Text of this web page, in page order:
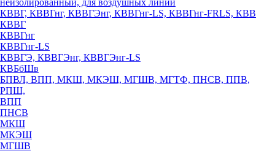
неизолированный, для воздушных линий
КВВГ, КВВГнг, КВВГЭнг, КВВГнг-LS, КВВГнг-FRLS, КВВ
КВВГ
КВВГнг
КВВГнг-LS
КВВГЭ, КВВГЭнг, КВВГЭнг-LS
КВБбШв
БПВЛ, ВПП, МКШ, МКЭШ, МГШВ, МГТФ, ПНСВ, ППВ,
РПШ,
ВПП
ПНСВ
МКШ
МКЭШ
МГШВ